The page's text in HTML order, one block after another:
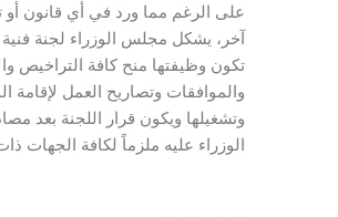
على الرغم مما ورد في أي قانون أو
آخر، يشكل مجلس الوزراء لجنة فنية
تكون وظيفتها منح كافة التراخيص
والموافقات وتصاريح العمل لإقامة
وتشغيلها ويكون قرار اللجنة بعد
الوزراء عليه ملزماً لكافة الجهات